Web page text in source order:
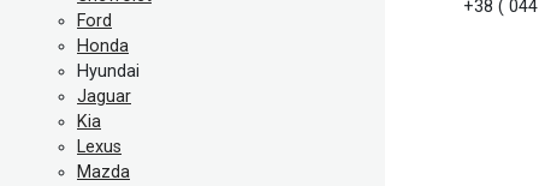
Ford
Honda
Hyundai
Jaguar
Kia
Lexus
Mazda
+38 (